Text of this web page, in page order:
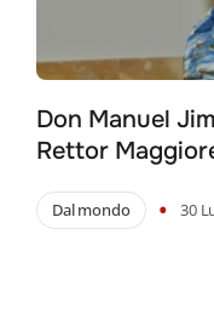
Don Manuel
Rettor
Dal mondo • 30